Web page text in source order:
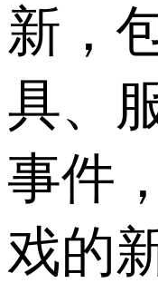
新，
具、
事件
戏的